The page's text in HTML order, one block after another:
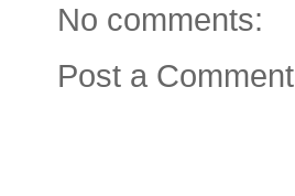
No comments:
Post a Comment